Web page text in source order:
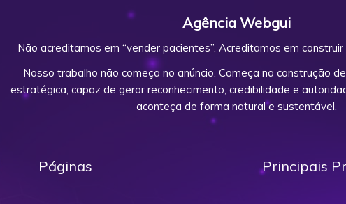
Agência Webgui
Não acreditamos em “vender pacientes”. Acreditamos em
Nosso trabalho não começa no anúncio. Começa na construção
estratégica, capaz de gerar reconhecimento, credibilidade e
aconteça de forma natural e sustentável.
Páginas Principais